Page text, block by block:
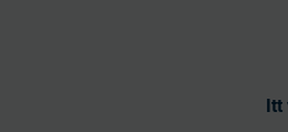
Itt